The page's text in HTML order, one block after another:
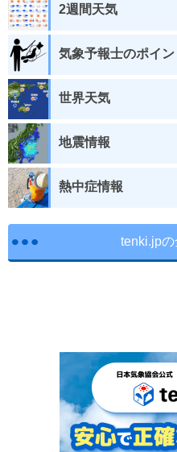
2週間天気
気象予報士のポイ
世界天気
地震情報
熱中症情報
tenki.jp